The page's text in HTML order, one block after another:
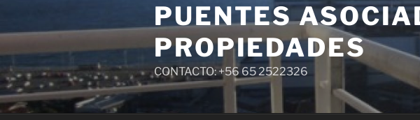
PUENTES
PROPIEDADES
CONTACTO: +56 65 2522326